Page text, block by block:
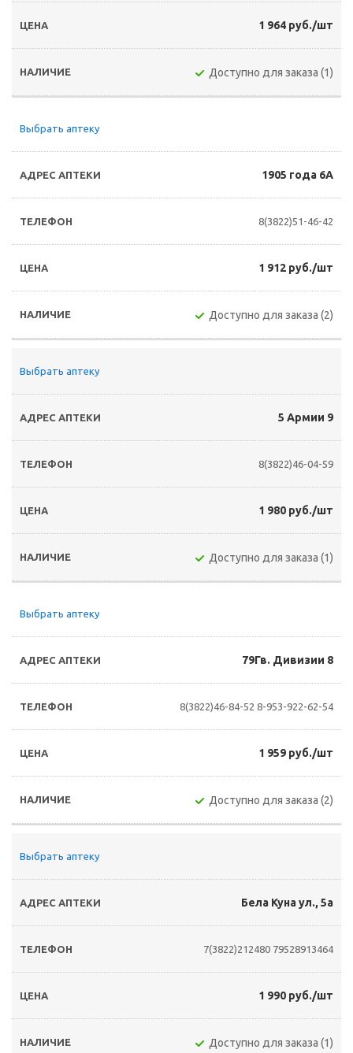
1 964 руб./шт
Доступно для заказа (1)
Выбрать аптеку
1905 года 6А
8(3822)51-46-42
1 912 руб./шт
Доступно для заказа (2)
Выбрать аптеку
5 Армии 9
8(3822)46-04-59
1 980 руб./шт
Доступно для заказа (1)
Выбрать аптеку
79Гв. Дивизии 8
8(3822)46-84-52 8-953-922-62-54
1 959 руб./шт
Доступно для заказа (2)
Выбрать аптеку
Бела Куна ул., 5а
7(3822)212480 79528913464
1 990 руб./шт
Доступно для заказа (1)